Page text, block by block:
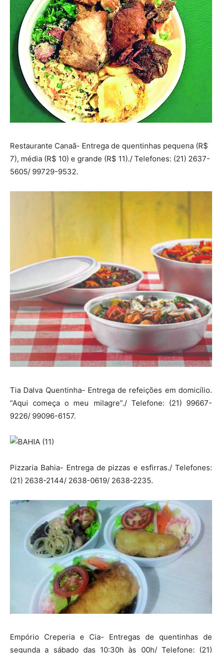
Restaurante Canaã- Entrega de quentinhas pequena (R$
7), média (R$ 10) e grande (R$ 11)./ Telefones: (21) 2637-
5605/ 99729-9532.
Tia Dalva Quentinha- Entrega de refeições em domicílio.
“Aqui começa o meu milagre”./ Telefone: (21) 99667-
9226/ 99096-6157.
Pizzaria Bahia- Entrega de pizzas e esfirras./ Telefones:
(21) 2638-2144/ 2638-0619/ 2638-2235.
Empório Creperia e Cia- Entregas de quentinhas de
segunda a sábado das 10:30h às 00h/ Telefone: (21)